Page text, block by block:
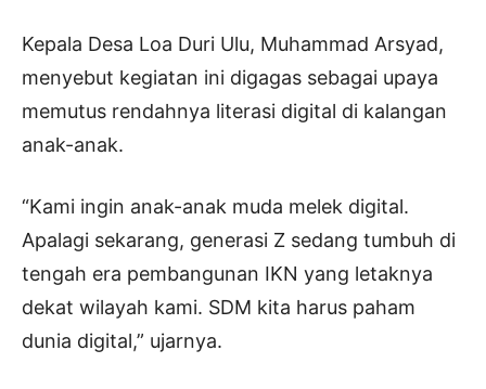
Kepala Desa Loa Duri Ulu, Muhammad Arsyad,
menyebut kegiatan ini digagas sebagai upaya
memutus rendahnya literasi digital di kalangan
anak-anak.
“Kami ingin anak-anak muda melek digital.
Apalagi sekarang, generasi Z sedang tumbuh di
tengah era pembangunan IKN yang letaknya
dekat wilayah kami. SDM kita harus paham
dunia digital,” ujarnya.